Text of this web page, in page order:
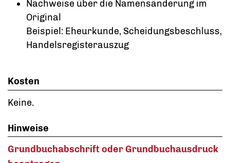
Nachweise über die Namensänderung im
Original
Beispiel: Eheurkunde, Scheidungsbeschluss,
Handelsregisterauszug
Kosten
Keine.
Hinweise
Grundbuchabschrift oder Grundbuchausdruck